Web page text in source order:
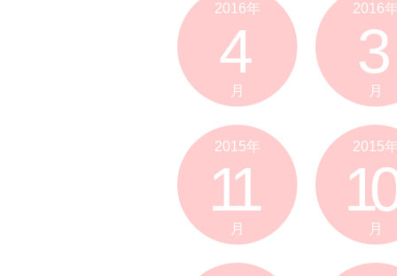
2016年
4
月
2016
3
月
2015年
11
月
2015
10
月